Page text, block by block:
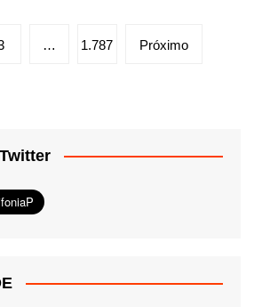
… 1.787 Próximo